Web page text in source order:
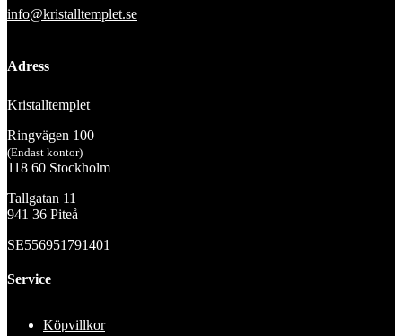
info@kristalltemplet.se
Adress
Kristalltemplet
Ringvägen 100
(Endast kontor)
118 60 Stockholm
Tallgatan 11
941 36 Piteå
SE556951791401
Service
Köpvillkor